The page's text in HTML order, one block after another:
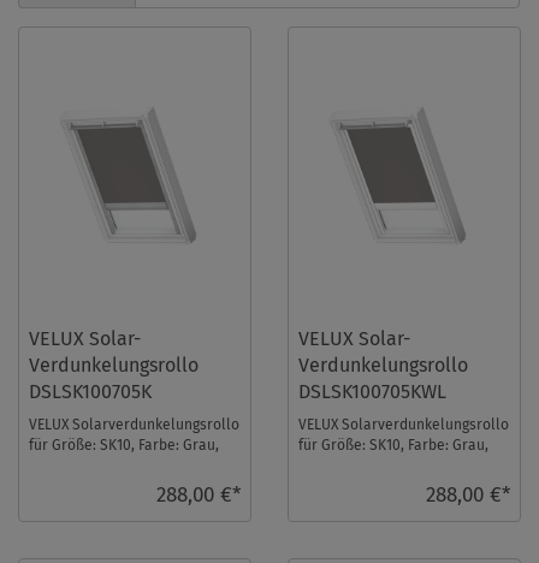
VELUX Solar-
Verdunkelungsrollo
DSLSK100705K
VELUX Solarverdunkelungsrollo
für Größe: SK10, Farbe: Grau,
288,00 €*
VELUX Solar-
Verdunkelungsrollo
DSLSK100705KWL
VELUX Solarverdunkelungsrollo
für Größe: SK10, Farbe: Grau,
288,00 €*